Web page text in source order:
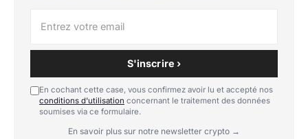
S'inscrire ›
En cochant cette case, vous confirmez avoir lu et accepté nos
conditions d'utilisation concernant le traitement des données
soumises via ce formulaire.
En savoir plus sur notre newsletter crypto →